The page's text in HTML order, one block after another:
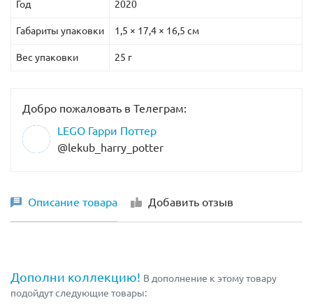
Год 2020
Габариты упаковки 1,5 × 17,4 × 16,5 см
Вес упаковки 25 г
Добро пожаловать в Телеграм:
LEGO Гарри Поттер
@lekub_harry_potter
Описание товара Добавить отзыв
Дополни коллекцию! В дополнение к этому товару
подойдут следующие товары: